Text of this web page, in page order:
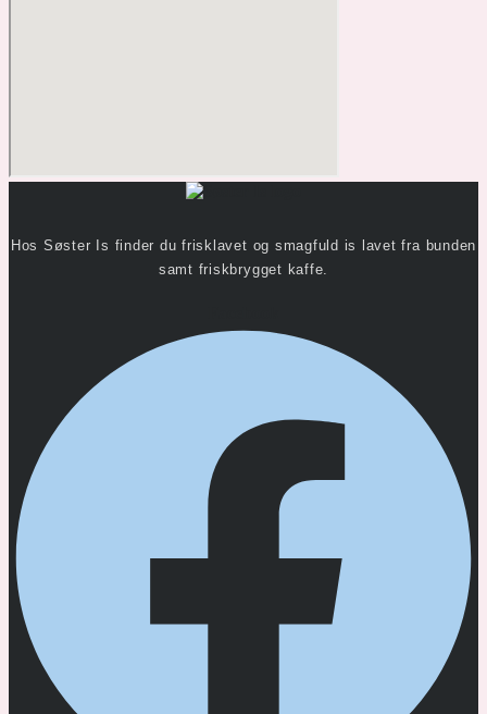
Hos Søster Is finder du frisklavet og smagfuld is lavet fra bunden
samt friskbrygget kaffe.